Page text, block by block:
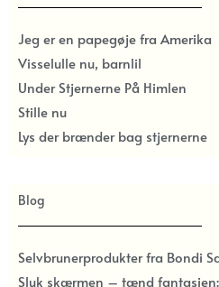
Jeg er en papegøje fra Amerika
Visselulle nu, barnlil
Under Stjernerne På Himlen
Stille nu
Lys der brænder bag stjernerne
Blog
Selvbrunerprodukter fra Bondi
Sluk skærmen – tænd